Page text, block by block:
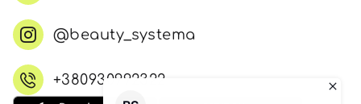
@beauty_systema
+380930992322